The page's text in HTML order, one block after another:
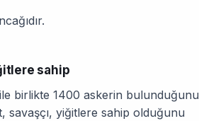
sahip
birlikte 1400 askerin bulunduğunu
savaşçı, yiğitlere sahip olduğunu